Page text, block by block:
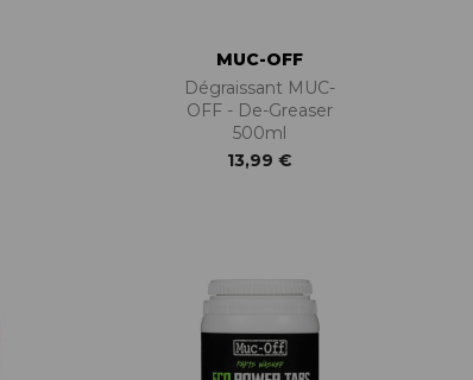
MUC-OFF
Dégraissant MUC-
OFF - De-Greaser
500ml
13,99 €